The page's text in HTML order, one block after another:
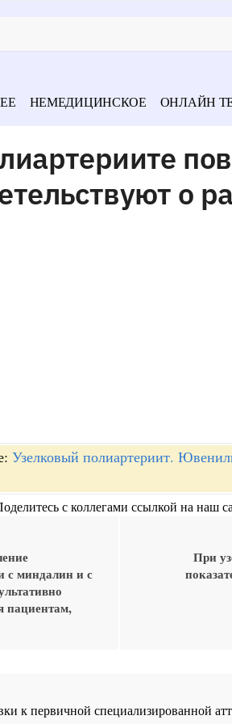
НЕМЕДИЦИНСКОЕ ОНЛАЙН
о
Узелковый полиартериит.
с коллегами ссылкой на наш
с миндалин и с
пациентам,
При
к первичной специализированной